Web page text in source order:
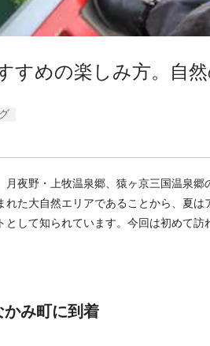
すめの楽しみ方。自
夜野・上牧温泉郷、猿ヶ京三国温泉郷
た大自然エリアであることから、夏は
して知られています。今回は初めて
み町に到着